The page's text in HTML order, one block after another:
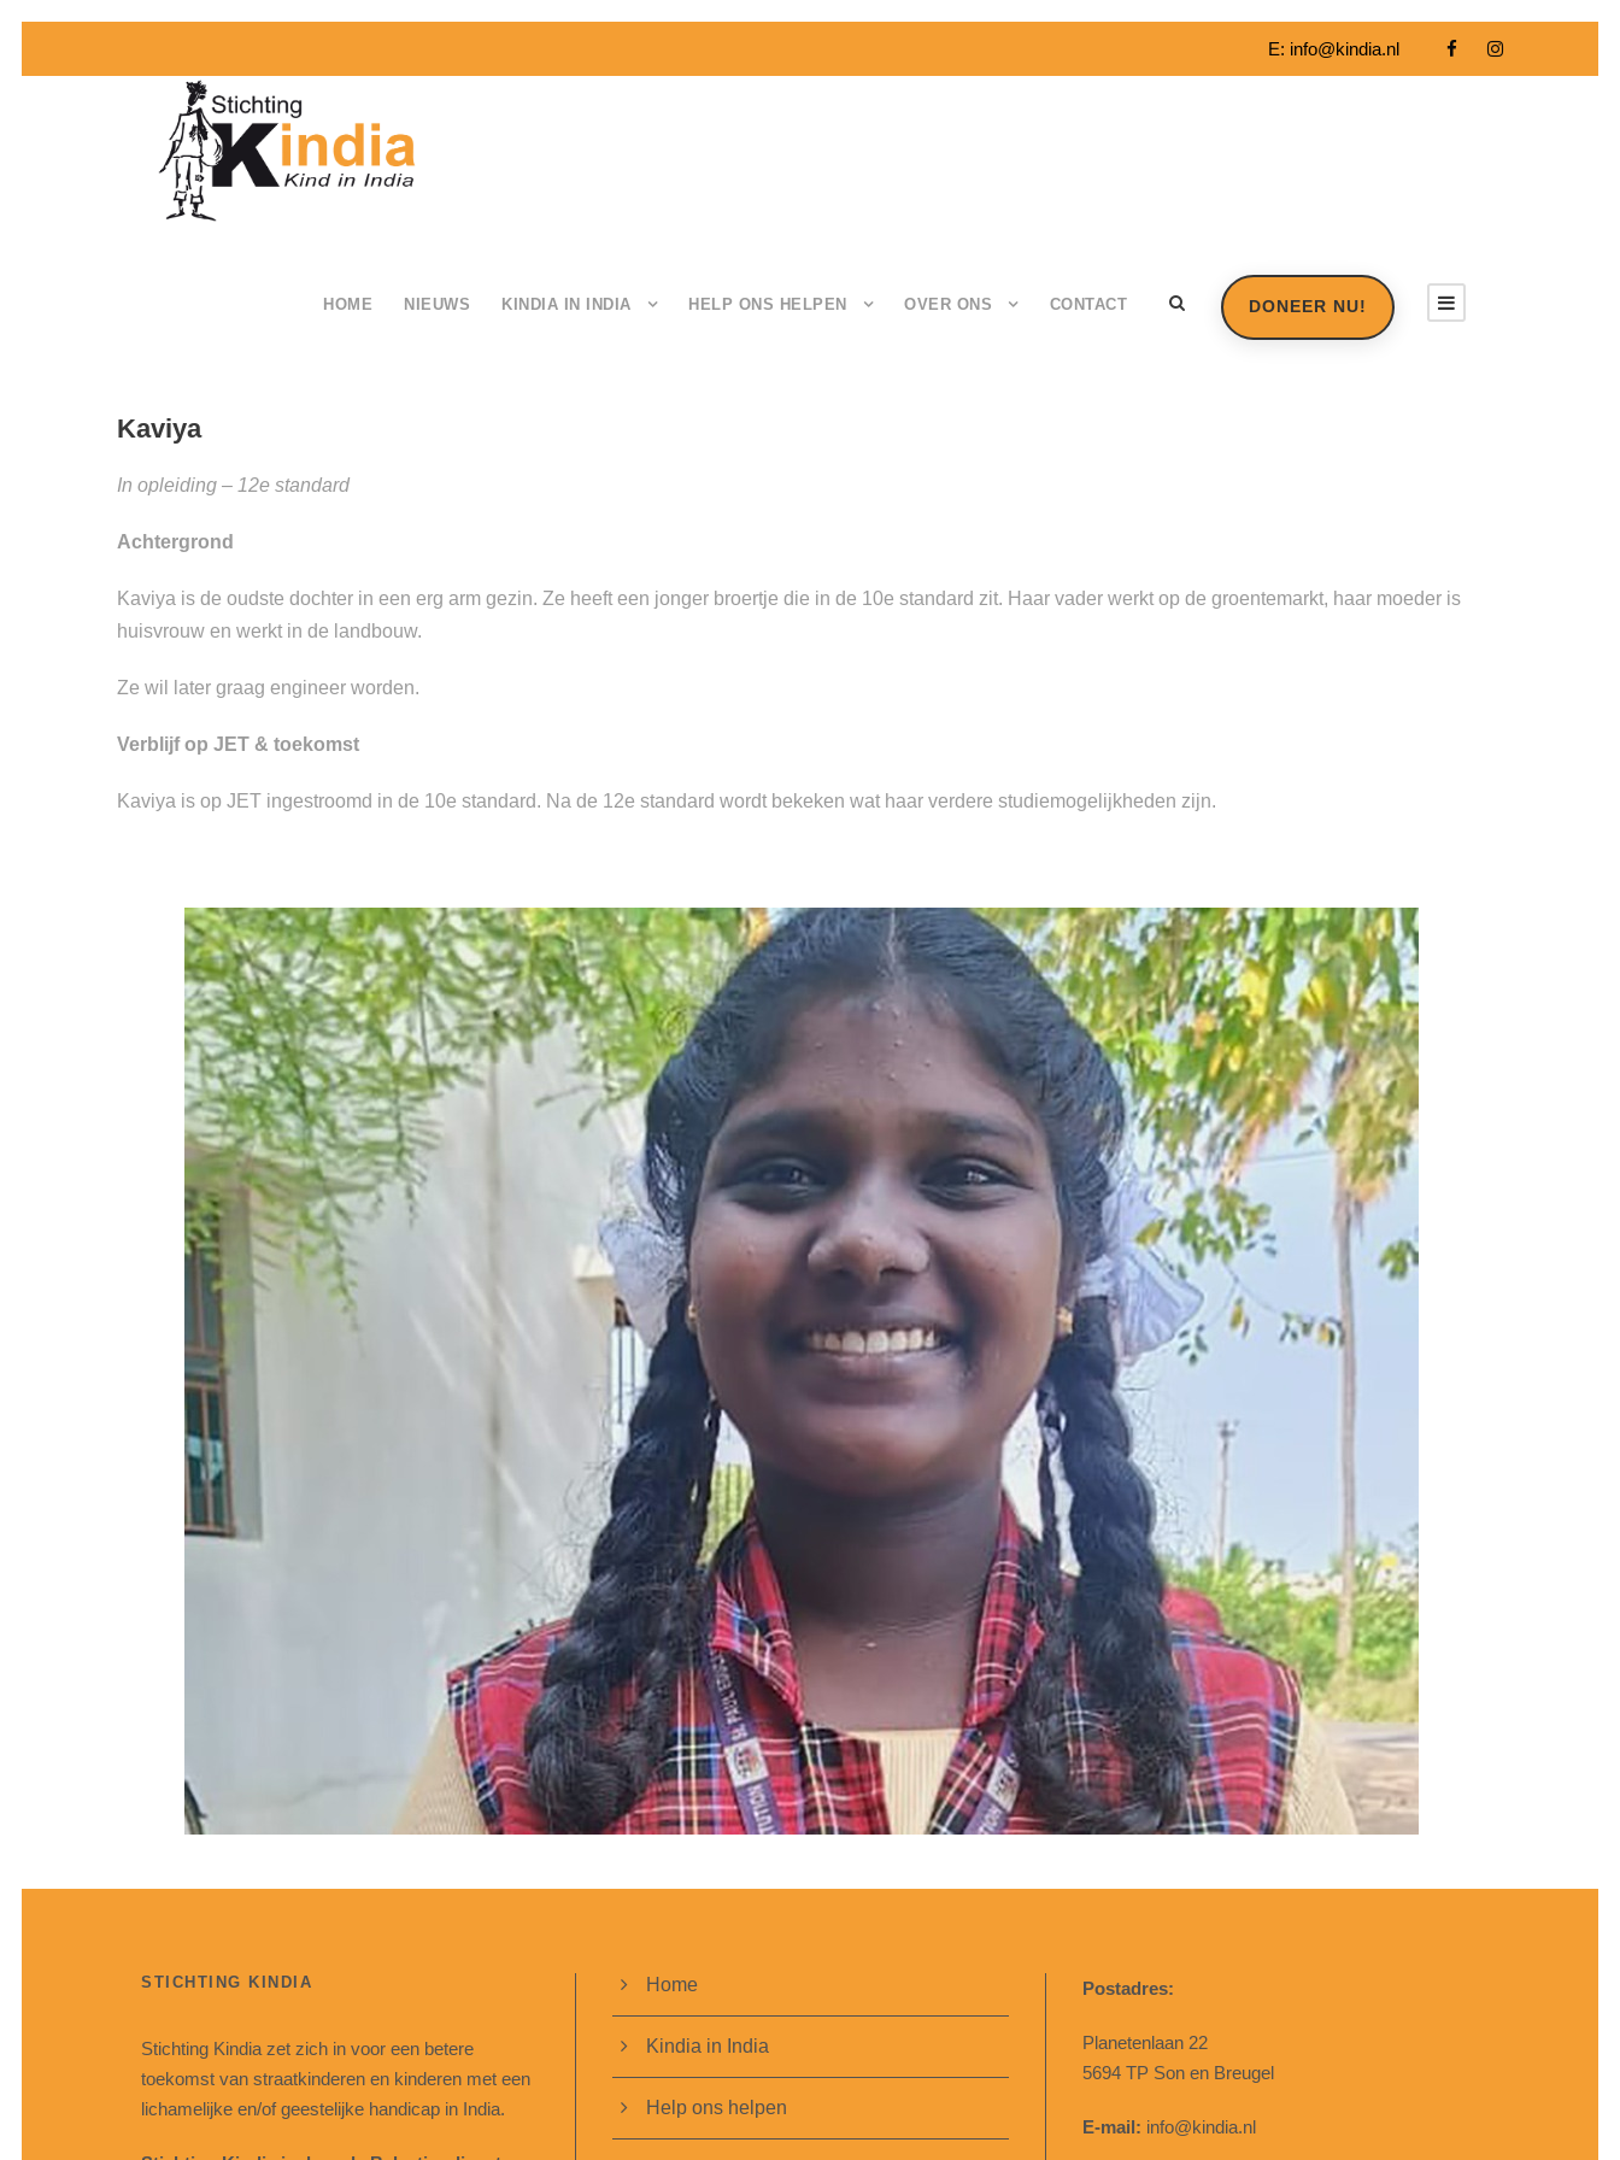
E: info@kindia.nl
HOME NIEUWS KINDIA IN INDIA HELP ONS HELPEN OVER ONS CONTACT DONEER NU!
Kaviya
In opleiding – 12e standard
Achtergrond
Kaviya is de oudste dochter in een erg arm gezin. Ze heeft een jonger broertje die in de 10e standard zit. Haar vader werkt op de groentemarkt, haar moeder is
huisvrouw en werkt in de landbouw.
Ze wil later graag engineer worden.
Verblijf op JET & toekomst
Kaviya is op JET ingestroomd in de 10e standard. Na de 12e standard wordt bekeken wat haar verdere studiemogelijkheden zijn.
STICHTING KINDIA
Stichting Kindia zet zich in voor een betere
toekomst van straatkinderen en kinderen met een
lichamelijke en/of geestelijke handicap in India.
Home
Kindia in India
Help ons helpen
Postadres:
Planetenlaan 22
5694 TP Son en Breugel
E-mail: info@kindia.nl